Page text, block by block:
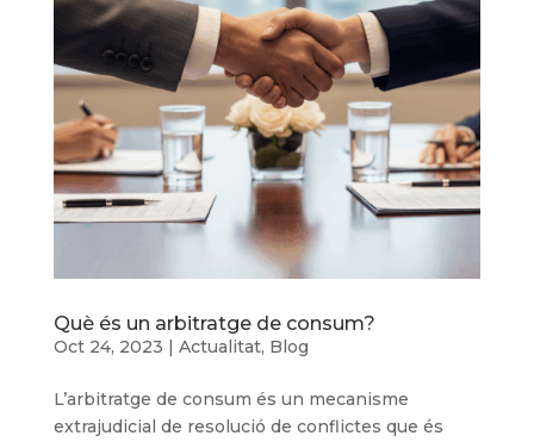
Què és un arbitratge de consum?
Oct 24, 2023 Actualitat, Blog
L’arbitratge de consum és un mecanisme
extrajudicial de resolució de conflictes que és